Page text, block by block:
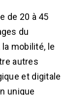
de 20 à 45
du
mobilité, le
autres
et digitale
unique